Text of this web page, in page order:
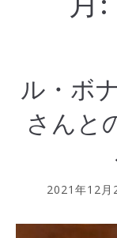
ル・ボ
さんと
2021年12月